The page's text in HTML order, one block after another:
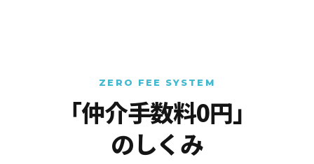
ZERO FEE SYSTEM
「仲介手数料0円」
のしくみ